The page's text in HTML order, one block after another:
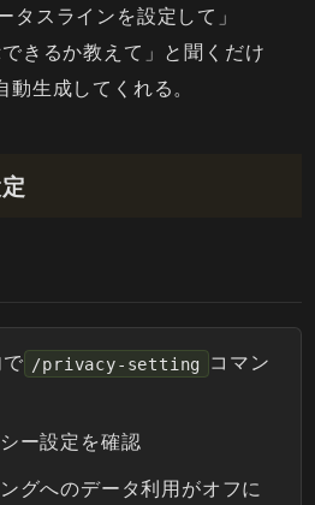
スラインを設定して」
きるか教えて」と聞くだけ
生成してくれる。
/privacy-setting コマン
ー設定を確認
グへのデータ利用がオフに